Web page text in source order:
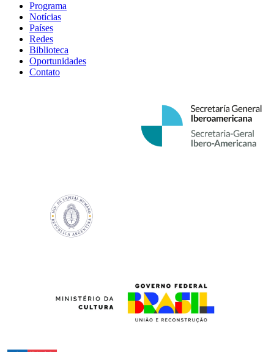
Programa
Notícias
Países
Redes
Biblioteca
Oportunidades
Contato